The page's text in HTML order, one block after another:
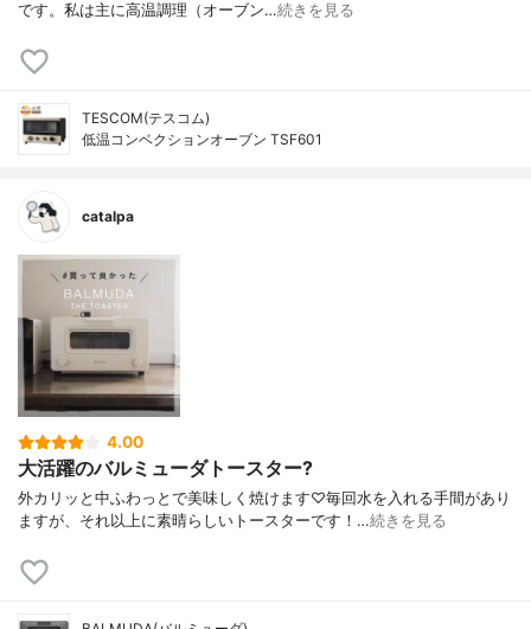
です。私は主に高温調理（オーブン…続きを見る
TESCOM(テスコム)
低温コンベクションオーブン TSF601
catalpa
4.00
大活躍のバルミューダトースター?
外カリッと中ふわっとで美味しく焼けます♡ 毎回水を入れる手間があり
ますが、 それ以上に素晴らしいトースターです！…続きを見る